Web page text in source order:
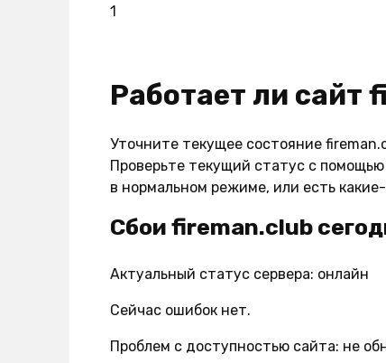
1
Работает ли сайт
Уточните текущее состояние
Проверьте текущий статус с
в нормальном режиме, или есть
Сбои fireman.club
Актуальный статус сервера: онлайн
Сейчас ошибок нет.
Проблем с доступностью сайта: не